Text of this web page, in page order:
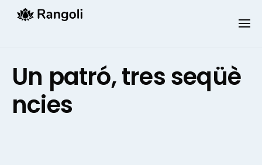
Un patró, tres seqüè
ncies